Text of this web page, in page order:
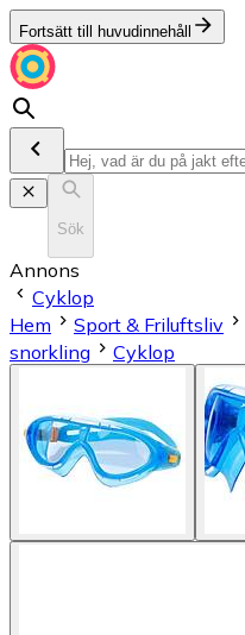
Fortsätt till huvudinnehåll
Sök
Annons
Cyklop
Hem
Sport & Friluftsliv
snorkling
Cyklop